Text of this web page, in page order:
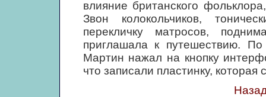
влияние британского
Звон колокольчиков,
перекличку матросов,
приглашала к путешествию.
Мартин нажал на кнопку
что записали пластинку,